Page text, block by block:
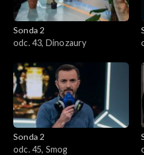
Sonda 2
odc. 43, Dinozaury
Sonda 2
odc. 45, Smog